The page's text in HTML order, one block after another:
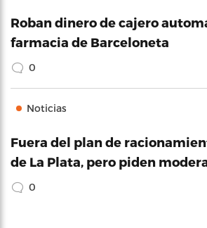
Roban dinero de cajero
farmacia de Barceloneta
0
Noticias
Fuera del plan de
de La Plata, pero piden
0